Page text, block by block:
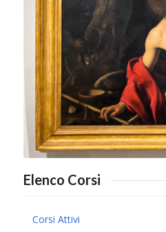
Elenco Corsi
Corsi Attivi